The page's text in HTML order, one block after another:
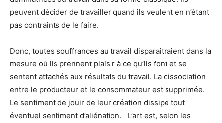
peuvent décider de travailler quand ils veulent en n’étant
pas contraints de le faire.
Donc, toutes souffrances au travail disparaitraient dans la
mesure où ils prennent plaisir à ce qu’ils font et se
sentent attachés aux résultats du travail. La dissociation
entre le producteur et le consommateur est supprimée.
Le sentiment de jouir de leur création dissipe tout
éventuel sentiment d’aliénation. L’art est, selon les